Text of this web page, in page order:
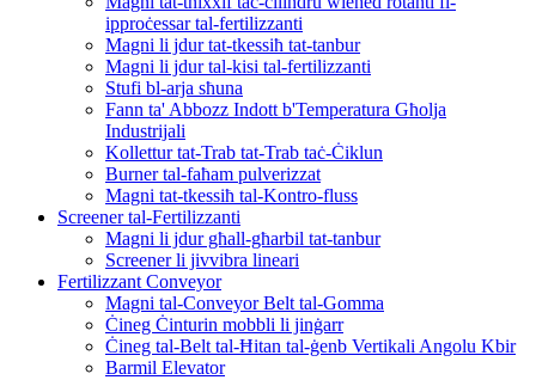
ipproċessar tal-fertilizzanti
Magni li jdur tat-tkessiħ tat-tanbur
Magni li jdur tal-kisi tal-fertilizzanti
Stufi bl-arja sħuna
Fann ta' Abbozz Indott b'Temperatura Għolja
Industrijali
Kollettur tat-Trab tat-Trab taċ-Ċiklun
Burner tal-faħam pulverizzat
Magni tat-tkessiħ tal-Kontro-fluss
Screener tal-Fertilizzanti
Magni li jdur għall-għarbil tat-tanbur
Screener li jivvibra lineari
Fertilizzant Conveyor
Magni tal-Conveyor Belt tal-Gomma
Ċineg Ċinturin mobbli li jinġarr
Ċineg tal-Belt tal-Ħitan tal-ġenb Vertikali Angolu Kbir
Barmil Elevator